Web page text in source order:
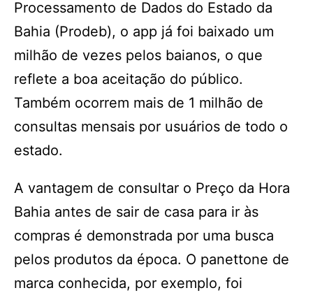
Processamento de Dados do Estado da
Bahia (Prodeb), o app já foi baixado um
milhão de vezes pelos baianos, o que
reflete a boa aceitação do público.
Também ocorrem mais de 1 milhão de
consultas mensais por usuários de todo o
estado.
A vantagem de consultar o Preço da Hora
Bahia antes de sair de casa para ir às
compras é demonstrada por uma busca
pelos produtos da época. O panettone de
marca conhecida, por exemplo, foi